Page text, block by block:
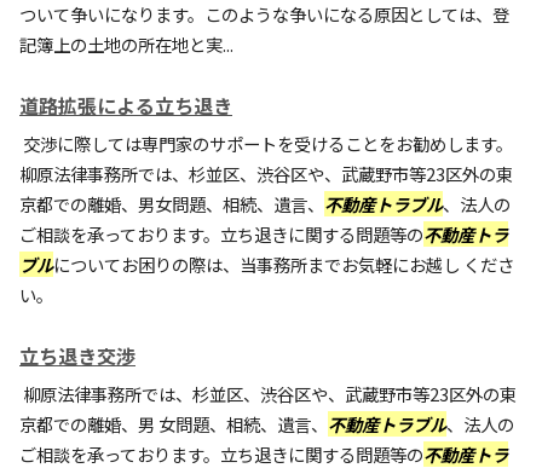
ついて争いになります。このような争いになる原因としては、登
記簿上の土地の所在地と実...
道路拡張による立ち退き
交渉に際しては専門家のサポートを受けることをお勧めします。
柳原法律事務所では、杉並区、渋谷区や、武蔵野市等23区外の東
京都での離婚、男女問題、相続、遺言、 不動産トラブル、法人の
ご相談を承っております。立ち退きに関する問題等の不動産トラ
ブルについてお困りの際は、当事務所までお気軽にお越し くださ
い。
立ち退き交渉
柳原法律事務所では、杉並区、渋谷区や、武蔵野市等23区外の東
京都での離婚、男 女問題、相続、遺言、 不動産トラブル、法人の
ご相談を承っております。立ち退きに関する問題等の不動産トラ